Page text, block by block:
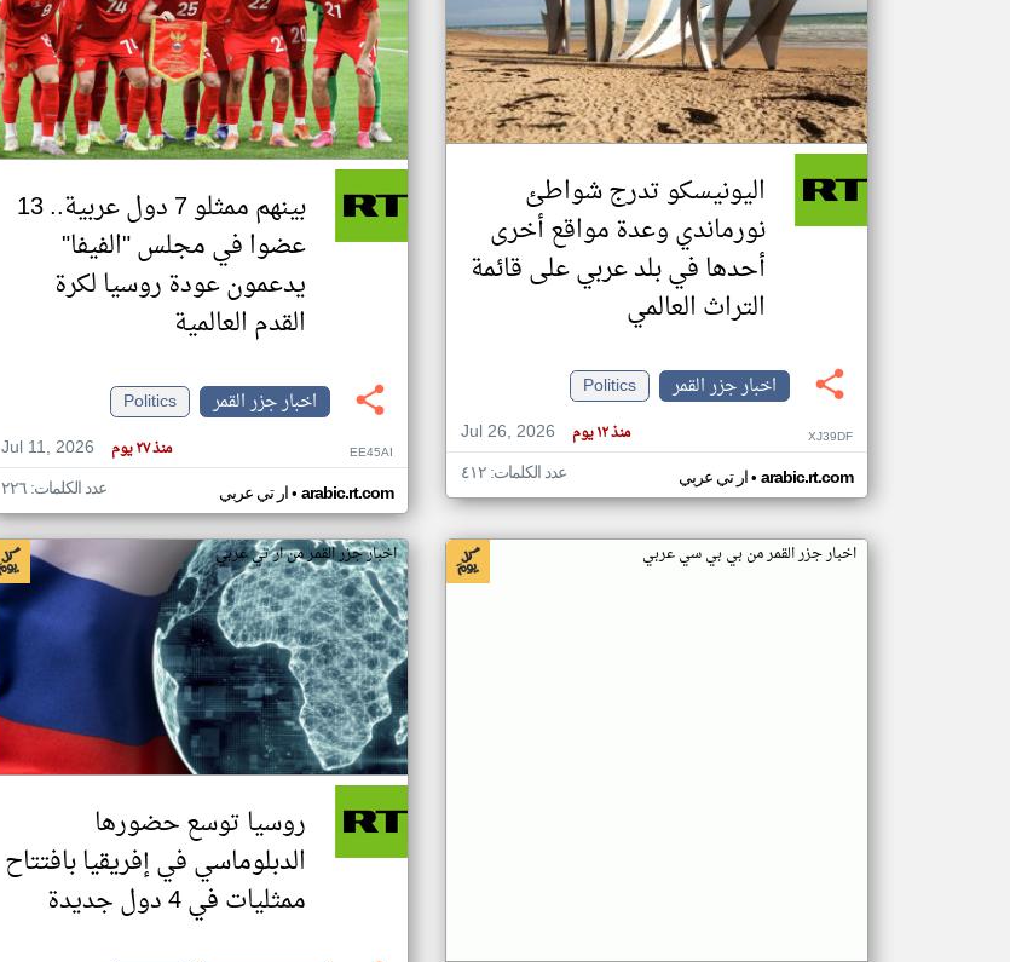
اليونيسكو تدرج شواطئ
نورماندي وعدة مواقع أخرى
أحدها في بلد عربي على قائمة
التراث العالمي
اخبار جزر القمر
Politics
Jul 26, 2026
منذ ١٢ يوم XJ39DF
ار تي عربي• arabic.rt.com عدد الكلمات: ٤١٢
بينهم ممثلو 7 دول عربية.. 13
عضوا في مجلس "الفيفا"
يدعمون عودة روسيا لكرة
القدم العالمية
اخبار جزر القمر
Politics
Jul 11, 2026
منذ ٢٧ يوم EE45AI
ار تي عربي• arabic.rt.com عدد الكلمات: ٢٢٦
اخبار جزر القمر من بي بي سي عربي اخبار جزر القمر من ار تي عربي
روسيا توسع حضورها
الدبلوماسي في إفريقيا بافتتاح
ممثليات في 4 دول جديدة